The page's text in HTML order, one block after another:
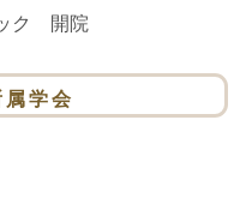
ク 開院
学会